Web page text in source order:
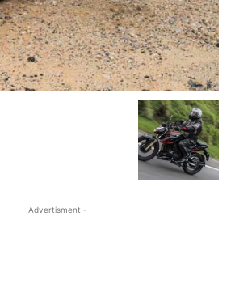
- Advertisment -